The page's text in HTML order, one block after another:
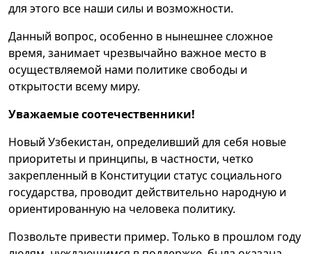
для этого все наши силы и возможности.
Данный вопрос, особенно в нынешнее сложное
время, занимает чрезвычайно важное место в
осуществляемой нами политике свободы и
открытости всему миру.
Уважаемые соотечественники!
Новый Узбекистан, определивший для себя новые
приоритеты и принципы, в частности, четко
закрепленный в Конституции статус социального
государства, проводит действительно народную и
ориентированную на человека политику.
Позвольте привести пример. Только в прошлом году